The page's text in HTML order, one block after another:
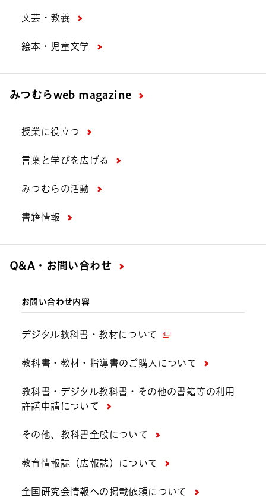
文芸・教養
絵本・児童文学
みつむらweb magazine
授業に役立つ
言葉と学びを広げる
みつむらの活動
書籍情報
Q&A・お問い合わせ
お問い合わせ内容
デジタル教科書・教材について
教科書・教材・指導書のご購入について
教科書・デジタル教科書・その他の書籍等の利用
許諾申請について
その他、教科書全般について
教育情報誌（広報誌）について
全国研究会情報への掲載依頼について